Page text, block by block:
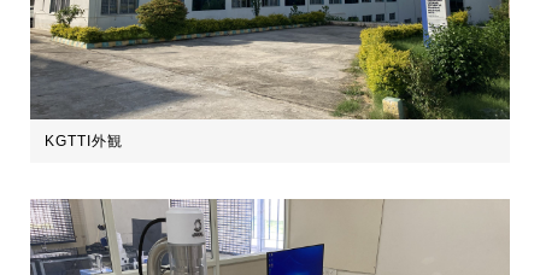
KGTTI外観